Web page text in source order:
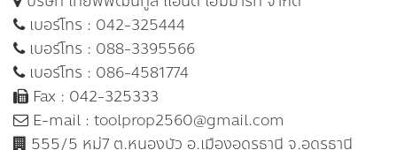
เบอร์โทร : 042-325444
เบอร์โทร : 088-3395566
เบอร์โทร : 086-4581774
Fax : 042-325333
E-mail : toolprop2560@gmail.com
555/5 หมู่7 ต.หนองบัว อ.เมืองอุดรธานี จ.อุดรธานี